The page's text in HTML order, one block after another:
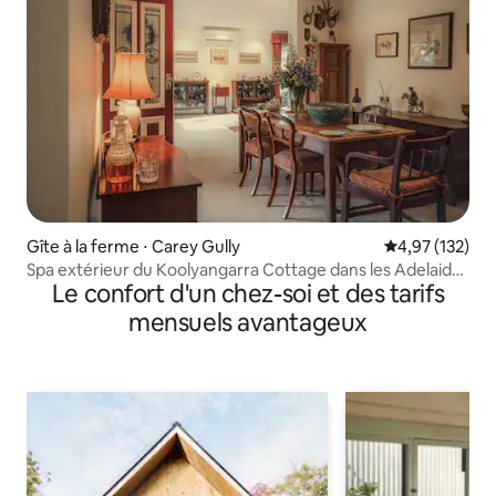
Gîte à la ferme ⋅ Carey Gully Évaluation
4,97 (132)
Spa extérieur du Koolyangarra Cottage dans les Adelaide
HillsLe confort d'un chez-soi et des tarifs
mensuels avantageux